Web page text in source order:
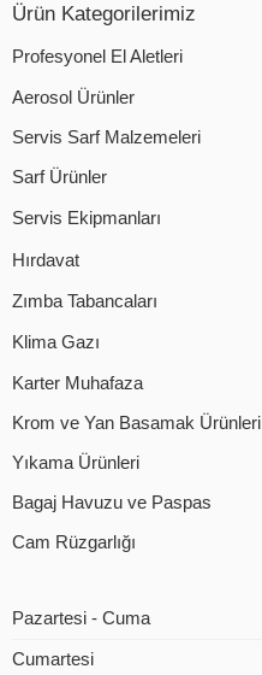
Ürün Kategorilerimiz
Profesyonel El Aletleri
Aerosol Ürünler
Servis Sarf Malzemeleri
Sarf Ürünler
Servis Ekipmanları
Hırdavat
Zımba Tabancaları
Klima Gazı
Karter Muhafaza
Krom ve Yan Basamak Ürünleri
Yıkama Ürünleri
Bagaj Havuzu ve Paspas
Cam Rüzgarlığı
Pazartesi - Cuma
Cumartesi